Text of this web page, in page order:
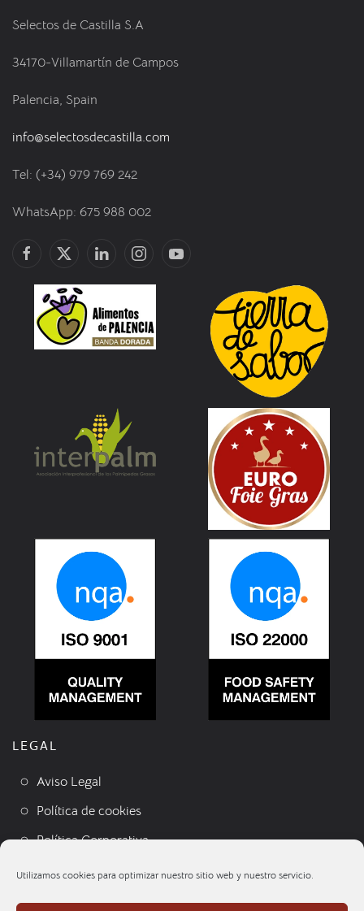
Utilizamos cookies para optimizar nuestro sitio web y nuestro servicio.
Selectos de Castilla S.A
34170-Villamartín de Campos
Palencia, Spain
info@selectosdecastilla.com
Tel: (+34) 979 769 242
WhatsApp: 675 988 002
LEGAL
Aviso Legal
Política de cookies
Política Corporativa
Condiciones de venta
Contacto